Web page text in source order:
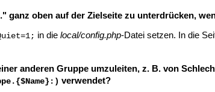
ganz oben auf der Zielseite zu unterdrücken,
in die local/config.php-Datei setzen. In die
anderen Gruppe umzuleiten, z. B. von
verwendet?